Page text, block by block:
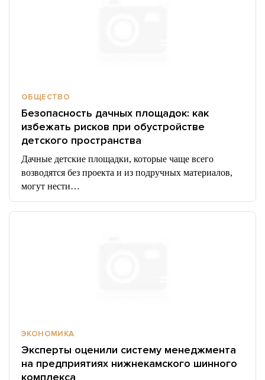
ОБЩЕСТВО
Безопасность дачных площадок: как
избежать рисков при обустройстве
детского пространства
Дачные детские площадки, которые чаще всего
возводятся без проекта и из подручных материалов,
могут нести…
ЭКОНОМИКА
Эксперты оценили систему менеджмента
на предприятиях нижнекамского шинного
комплекса